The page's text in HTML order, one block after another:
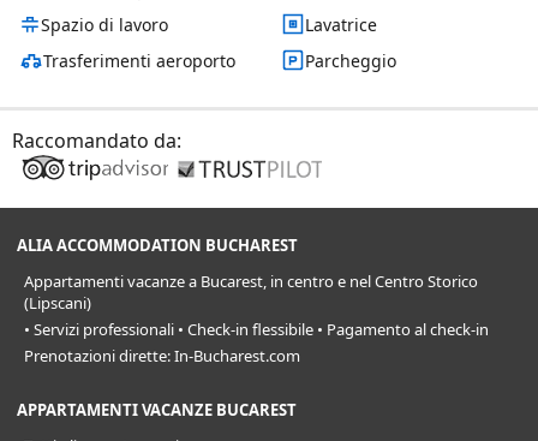
Spazio di lavoro
Lavatrice
Trasferimenti aeroporto
Parcheggio
Raccomandato da:
ALIA ACCOMMODATION BUCHAREST
Appartamenti vacanze a Bucarest, in centro e nel Centro Storico
(Lipscani)
• Servizi professionali • Check-in flessibile • Pagamento al check-in
Prenotazioni dirette: In-Bucharest.com
APPARTAMENTI VACANZE BUCAREST